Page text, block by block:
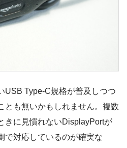
USB Type-C規格が普及しつつ
とも無いかもしれません。複数
きに見慣れないDisplayPortが
で対応しているのが確実な